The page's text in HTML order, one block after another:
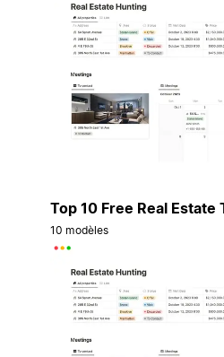
Top 10 Free Real Estate
10 modèles